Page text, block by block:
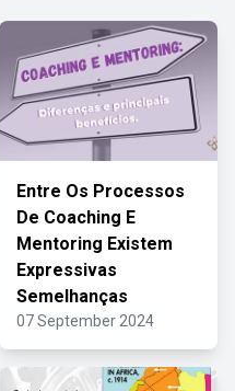
Entre Os Processos
De Coaching E
Mentoring Existem
Expressivas
Semelhanças
07 September 2024